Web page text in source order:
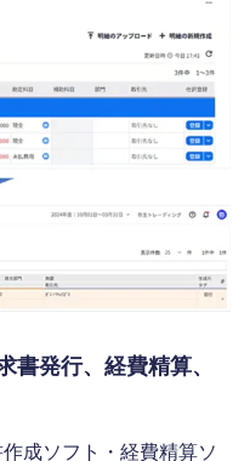
書発行、経費精算、
成ソフト・経費精算ソ